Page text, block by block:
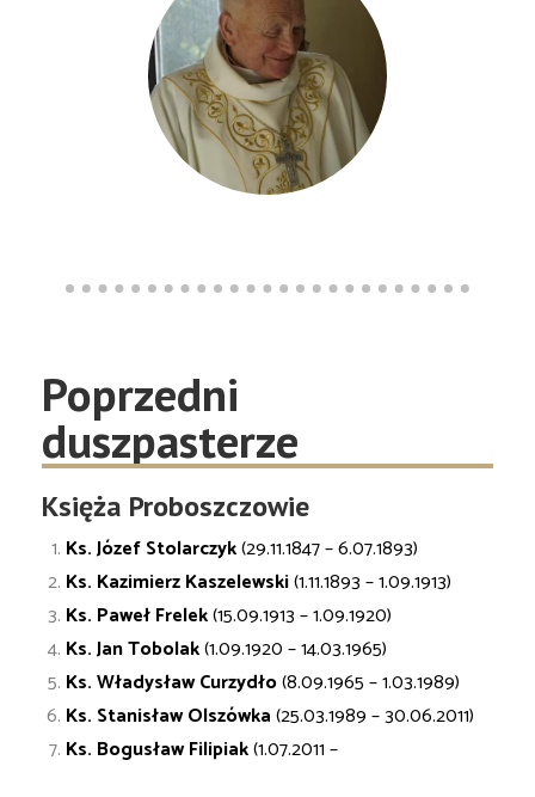
Poprzedni
duszpasterze
Księża Proboszczowie
Ks. Józef Stolarczyk(29.11.1847 – 6.07.1893)
Ks. Kazimierz Kaszelewski(1.11.1893 – 1.09.1913)
Ks. Paweł Frelek(15.09.1913 – 1.09.1920)
Ks. Jan Tobolak(1.09.1920 – 14.03.1965)
Ks. Władysław Curzydło(8.09.1965 – 1.03.1989)
Ks. Stanisław Olszówka(25.03.1989 – 30.06.2011)
Ks. Bogusław Filipiak(1.07.2011 –